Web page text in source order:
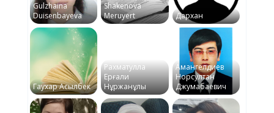
Gulzhaina
Duisenbayeva
Shakenova
Meruyert
Дархан
Гаухар Асылбек
Рахматулла
Ерғали
Нұржанұлы
Амангелдиев
Норсултан
Джумабаевич